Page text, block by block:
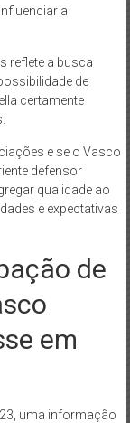
a
reflete a busca
de
certamente
e se o Vasco
defensor
qualidade ao
e expectativas
de
em
uma informação